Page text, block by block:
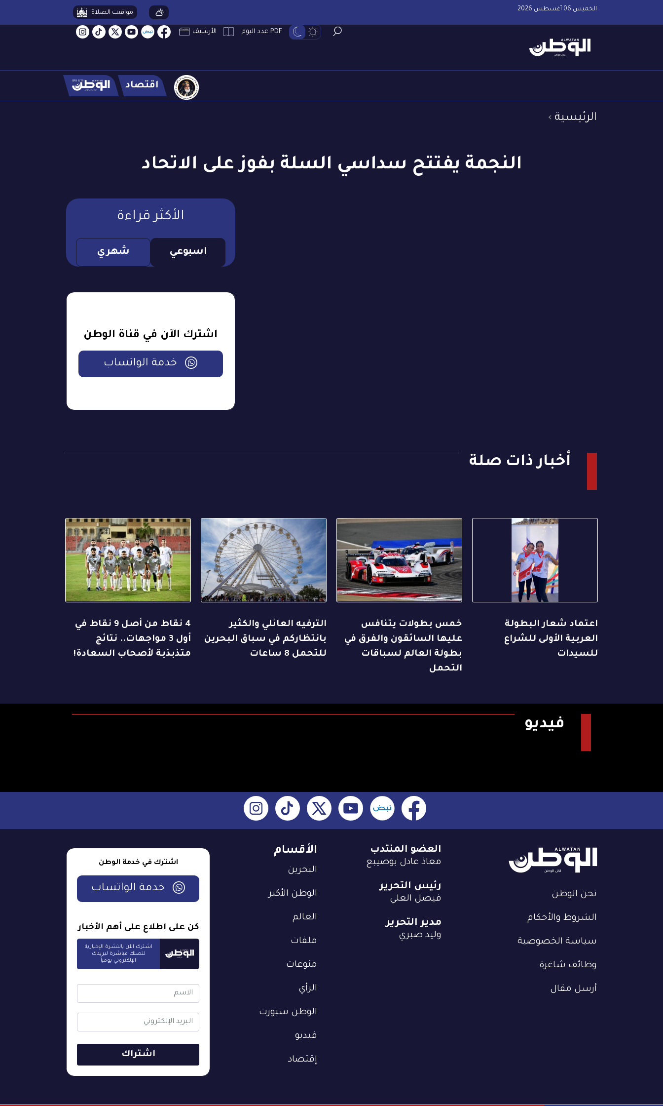
الخميس 06 أغسطس 2026 مواقيت الصلاة
PDF عدد اليوم الأرشيف
اقتصاد
الرئيسية
النجمة يفتتح سداسي السلة بفوز على الاتحاد
الأكثر قراءة
اسبوعي شهري
اشترك الآن في قناة الوطن
خدمة الواتساب
أخبار ذات صلة
اعتماد شعار البطولة
العربية الأولى للشراع
للسيدات
خمس بطولات يتنافس
عليها السائقون والفرق في
بطولة العالم لسباقات
التحمل
الترفيه العائلي والكثير
بانتظاركم في سباق البحرين
للتحمل 8 ساعات
4 نقاط من أصل 9 نقاط في
أول 3 مواجهات.. نتائج
متذبذبة لأصحاب السعادة!
فيديو
نحن الوطن
الشروط والأحكام
سياسة الخصوصية
وظائف شاغرة
أرسل مقال
الأقسام
البحرين
الوطن الأكبر
العالم
ملفات
منوعات
الرأي
الوطن سبورت
فيديو
إقتصاد
العضو المنتدب
معاذ عادل بوصيبع
رئيس التحرير
فيصل العلي
مدير التحرير
وليد صبري
اشترك في خدمة الوطن
خدمة الواتساب
كن على اطلاع على أهم الأخبار
اشترك الآن بالنشرة الإخبارية
لتصلك مباشرة لبريدك
الإلكتروني يومياً
اشتراك